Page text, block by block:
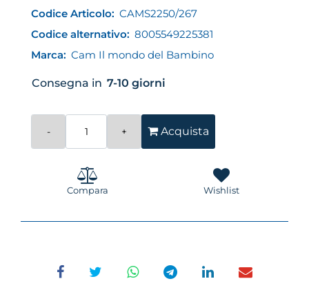
Codice Articolo: CAMS2250/267
Codice alternativo: 8005549225381
Marca: Cam Il mondo del Bambino
Consegna in 7-10 giorni
Acquista
Compara Wishlist